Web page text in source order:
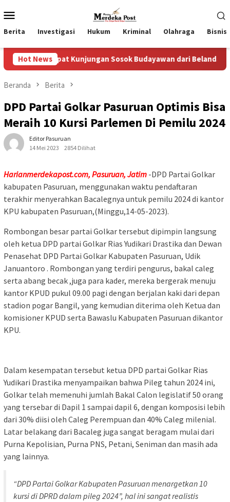
ke
kontenMobile
Berita Investigasi Hukum Kriminal Olahraga Bisnis
Hot News
Kunjungan Sosok Budayawan dari Belanda Mr. Crues Collen
Beranda Berita
DPD Partai Golkar Pasuruan Optimis Bisa
Meraih 10 Kursi Parlemen Di Pemilu 2024
Editor Pasuruan
14 Mei 2023
2854 Dilihat
Harianmerdekapost.com, Pasuruan, Jatim -DPD Partai Golkar
kabupaten Pasuruan, menggunakan waktu pendaftaran
terakhir menyerahkan Bacalegnya untuk pemilu 2024 di kantor
KPU kabupaten Pasuruan,(Minggu,14-05-2023).
Rombongan besar partai Golkar tersebut dipimpin langsung
oleh ketua DPD partai Golkar Rias Yudikari Drastika dan Dewan
Penasehat DPD Partai Golkar Kabupaten Pasuruan, Udik
Januantoro . Rombongan yang terdiri pengurus, bakal caleg
serta abang becak ,juga para kader, mereka bergerak menuju
kantor KPUD pukul 09.00 pagi dengan berjalan kaki dari depan
stadion pogar Bangil, yang kemudian diterima oleh Ketua dan
komisioner KPUD serta Bawaslu Kabupaten Pasuruan dikantor
KPU.
Dalam kesempatan tersebut ketua DPD partai Golkar Rias
Yudikari Drastika menyampaikan bahwa Pileg tahun 2024 ini,
Golkar telah memenuhi jumlah Bakal Calon legislatif 50 orang
yang tersebar di Dapil 1 sampai dapil 6, dengan komposisi lebih
dari 30% diisi oleh Caleg Perempuan dan 40% Caleg milenial.
Latar belakang dari Bacaleg juga sangat beragam mulai dari
Purna Kepolisian, Purna PNS, Petani, Seniman dan masih ada
yang lainnya.
“DPD Partai Golkar Kabupaten Pasuruan menargetkan 10
kursi di DPRD dalam pileg 2024”, hal ini sangat realistis